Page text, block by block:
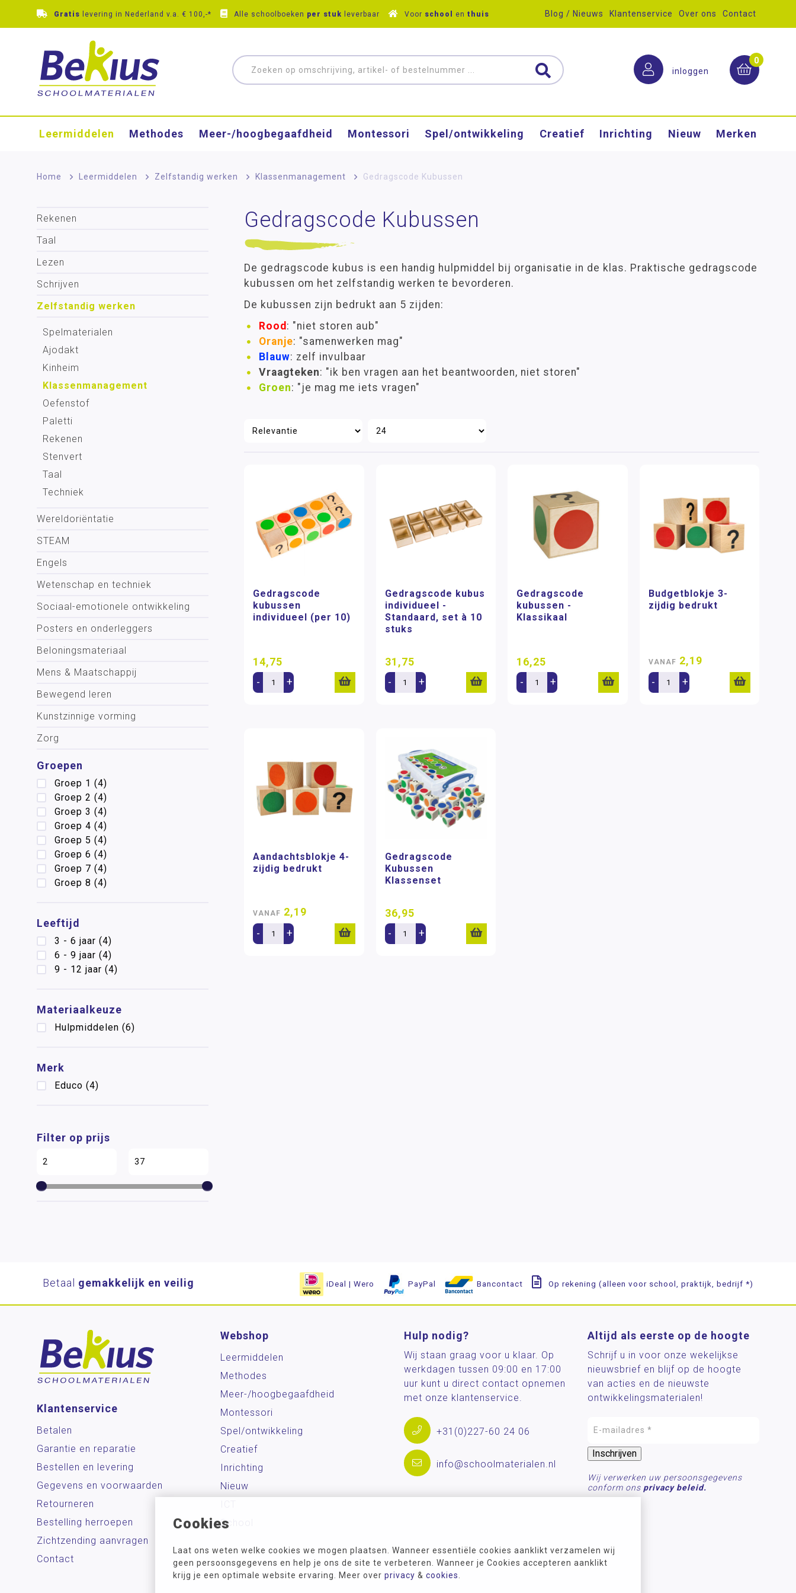
Cookies
Laat ons weten welke cookies we mogen plaatsen. Wanneer essentiële cookies aanklikt verzamelen wij
geen persoonsgegevens en help je ons de site te verbeteren. Wanneer je Cookies accepteren aanklikt
krijg je een optimale website ervaring. Meer over privacy & cookies
Gratis levering in Nederland v.a. € 100,-* Alle schoolboeken per stuk leverbaar Voor school en thuis Blog / Nieuws Klantenservice Over ons Contact
inloggen
0
Leermiddelen Methodes Meer-/hoog­begaafdheid Montessori Spel/ontwikkeling Creatief Inrichting Nieuw Merken
Home > Leermiddelen > Zelfstandig werken > Klassenmanagement > Gedragscode Kubussen
Rekenen
Taal
Lezen
Schrijven
Zelfstandig werken
Spelmaterialen
Ajodakt
Kinheim
Klassenmanagement
Oefenstof
Paletti
Rekenen
Stenvert
Taal
Techniek
Wereldoriëntatie
STEAM
Engels
Wetenschap en techniek
Sociaal-emotionele ontwikkeling
Posters en onderleggers
Beloningsmateriaal
Mens & Maatschappij
Bewegend leren
Kunstzinnige vorming
Zorg
Groepen
Groep 1 (4)
Groep 2 (4)
Groep 3 (4)
Groep 4 (4)
Groep 5 (4)
Groep 6 (4)
Groep 7 (4)
Groep 8 (4)
Leeftijd
3 - 6 jaar (4)
6 - 9 jaar (4)
9 - 12 jaar (4)
Materiaalkeuze
Hulpmiddelen (6)
Merk
Educo (4)
Filter op prijs
Gedragscode Kubussen
De gedragscode kubus is een handig hulpmiddel bij organisatie in de klas. Praktische gedragscode
kubussen om het zelfstandig werken te bevorderen.
De kubussen zijn bedrukt aan 5 zijden:
Rood : "niet storen aub"
Oranje: "samenwerken mag"
Blauw: zelf invulbaar
Vraagteken: "ik ben vragen aan het beantwoorden, niet storen"
Groen: "je mag me iets vragen"
Gedragscode
kubussen
individueel (per 10)
14,75
- +
Gedragscode kubus
individueel -
Standaard, set à 10
stuks
31,75
- +
Gedragscode
kubussen -
Klassikaal
16,25
- +
Budgetblokje 3-
zijdig bedrukt
VANAF 2,19
- +
Aandachtsblokje 4-
zijdig bedrukt
VANAF 2,19
- +
Gedragscode
Kubussen
Klassenset
36,95
- +
Betaal gemakkelijk en veilig iDeal | Wero PayPal Bancontact Op rekening (alleen voor school, praktijk, bedrijf *)
Klantenservice
Betalen
Garantie en reparatie
Bestellen en levering
Gegevens en voorwaarden
Retourneren
Bestelling herroepen
Zichtzending aanvragen
Contact
Webshop
Leermiddelen
Methodes
Meer-/hoog­begaafdheid
Montessori
Spel/ontwikkeling
Creatief
Inrichting
Nieuw
School
Hulp nodig?
Wij staan graag voor u klaar. Op
werkdagen tussen 09:00 en 17:00
uur kunt u direct contact opnemen
met onze klantenservice.
+31(0)227-60 24 06
info@schoolmaterialen.nl
Altijd als eerste op de hoogte
Schrijf u in voor onze wekelijkse
nieuwsbrief en blijf op de hoogte
van acties en de nieuwste
ontwikkelingsmaterialen!
Wij verwerken uw persoonsgegevens
conform ons privacy beleid.